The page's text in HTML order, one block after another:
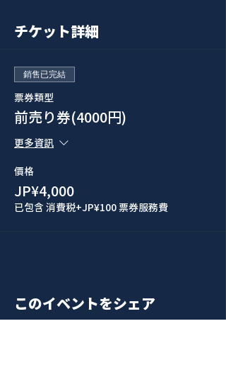
チケット詳細
銷售已完結
票券類型
前売り券(4000円)
更多資訊
價格
JP¥4,000
已包含 消費税+JP¥100 票券服務費
このイベントをシェア